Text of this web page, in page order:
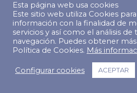
Esta página web usa cookies
Este sitio web utiliza Cookies
información con la finalidad de
servicios y así como el análisis de
navegación. Puedes obtener
Política de Cookies. Más
Configurar cookies ACEPTAR